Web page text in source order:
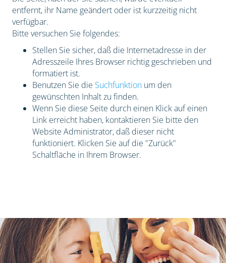
entfernt, ihr Name geändert oder ist kurzzeitig nicht
verfügbar.
Bitte versuchen Sie folgendes:
Stellen Sie sicher, daß die Internetadresse in der
Adresszeile Ihres Browser richtig geschrieben und
formatiert ist.
Benutzen Sie die Suchfunktionum den
gewünschten Inhalt zu finden.
Wenn Sie diese Seite durch einen Klick auf einen
Link erreicht haben, kontaktieren Sie bitte den
Website Administrator, daß dieser nicht
funktioniert. Klicken Sie auf die "Zurück"
Schaltfläche in Ihrem Browser.